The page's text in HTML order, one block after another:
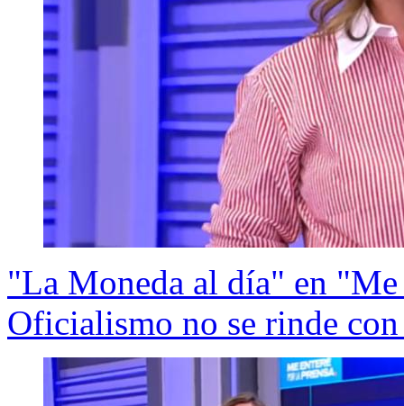
"La Moneda al día" en
Oficialismo no se rinde